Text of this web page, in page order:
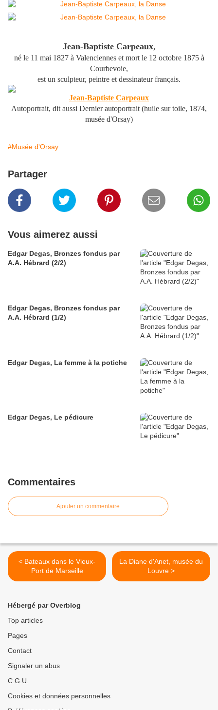
Jean-Baptiste Carpeaux,
né le 11 mai 1827à Valenciennes et mort le 12 octobre 1875à
Courbevoie,
est un sculpteur, peintre et dessinateur français.
Jean-Baptiste Carpeaux
Autoportrait, dit aussi Dernier autoportrait (huile sur toile, 1874,
musée d'Orsay)
#Musée d'Orsay
Partager
Vous aimerez aussi
Edgar Degas, Bronzes fondus par
A.A. Hébrard (2/2)
Edgar Degas, Bronzes fondus par
A.A. Hébrard (1/2)
Edgar Degas, La femme à la potiche
Edgar Degas, Le pédicure
Commentaires
Ajouter un commentaire
< Bateaux dans le Vieux-
Port de Marseille
La Diane d'Anet, musée du
Louvre >
Hébergé par Overblog
Top articles
Pages
Contact
Signaler un abus
C.G.U.
Cookies et données personnelles